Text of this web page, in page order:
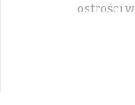
ostrości